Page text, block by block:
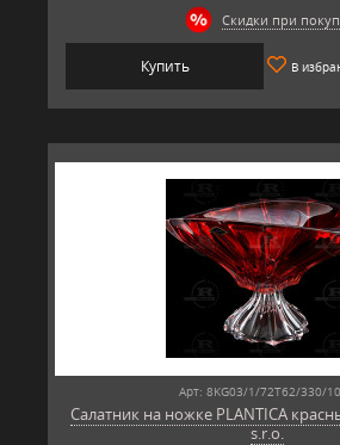
Скидки при
Купить В
Арт: 8KG03/1/72T62/330/
Салатник на ножке PLANTICA
s.r.o.